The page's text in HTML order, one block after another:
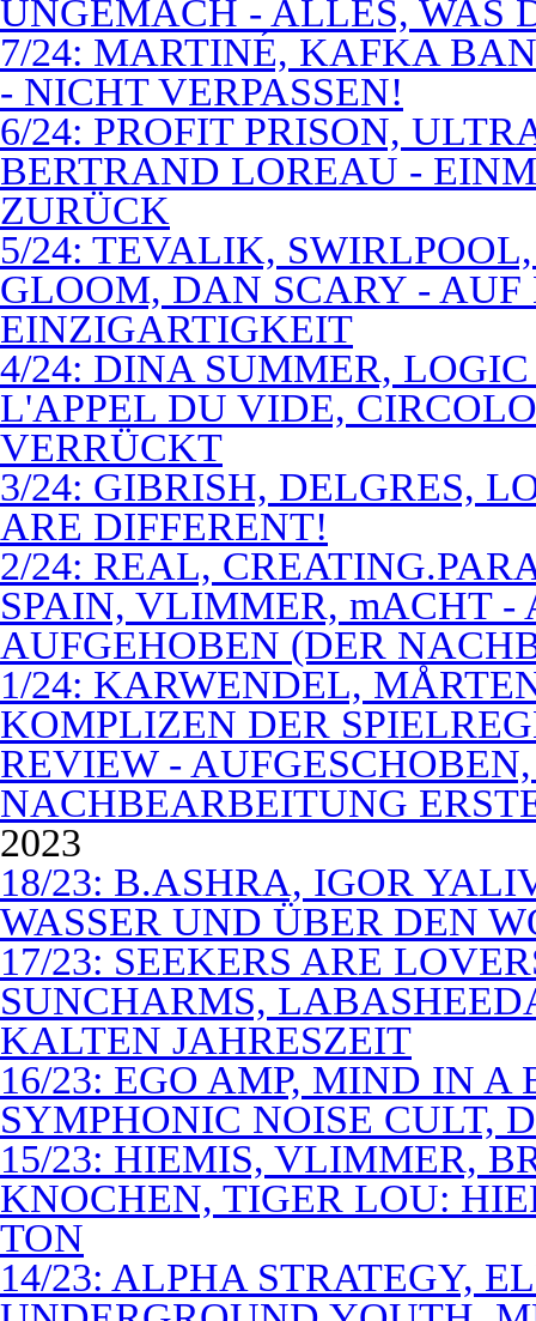
UNGEMACH - ALLES, WAS
7/24: MARTINÉ, KAFKA
- NICHT VERPASSEN!
6/24: PROFIT PRISON,
BERTRAND LOREAU -
ZURÜCK
5/24: TEVALIK,
GLOOM, DAN SCARY -
EINZIGARTIGKEIT
4/24: DINA SUMMER,
L'APPEL DU VIDE,
VERRÜCKT
3/24: GIBRISH, DELGRES,
ARE DIFFERENT!
2/24: REAL,
SPAIN, VLIMMER, mACHT -
AUFGEHOBEN (DER
1/24: KARWENDEL,
KOMPLIZEN DER
REVIEW -
NACHBEARBEITUNG
2023
18/23: B.ASHRA, IGOR
WASSER UND ÜBER DEN
17/23: SEEKERS ARE
SUNCHARMS,
KALTEN JAHRESZEIT
16/23: EGO AMP, MIND IN
SYMPHONIC NOISE CULT,
15/23: HIEMIS, VLIMMER,
KNOCHEN, TIGER LOU:
TON
14/23: ALPHA STRATEGY,